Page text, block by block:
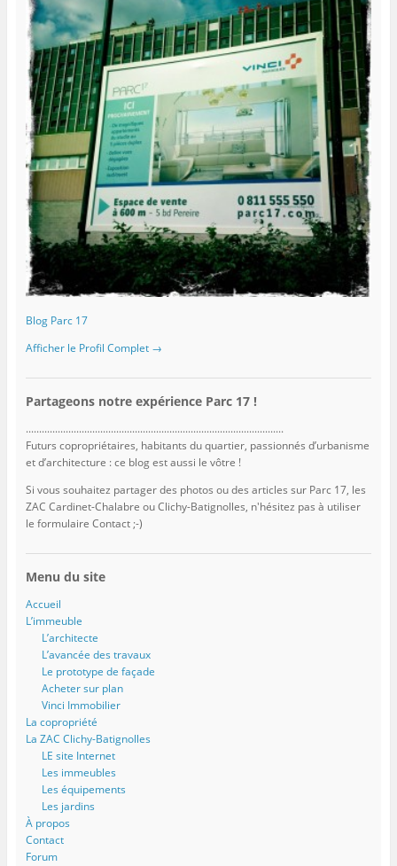
Blog Parc 17
Afficher le Profil Complet →
Partageons notre expérience Parc 17 !
.................................................................................................
Futurs copropriétaires, habitants du quartier, passionnés d’urbanisme
et d’architecture : ce blog est aussi le vôtre !
Si vous souhaitez partager des photos ou des articles sur Parc 17, les
ZAC Cardinet-Chalabre ou Clichy-Batignolles, n'hésitez pas à utiliser
le formulaire Contact ;-)
Menu du site
Accueil
L’immeuble
L’architecte
L’avancée des travaux
Le prototype de façade
Acheter sur plan
Vinci Immobilier
La copropriété
La ZAC Clichy-Batignolles
LE site Internet
Les immeubles
Les équipements
Les jardins
À propos
Contact
Forum